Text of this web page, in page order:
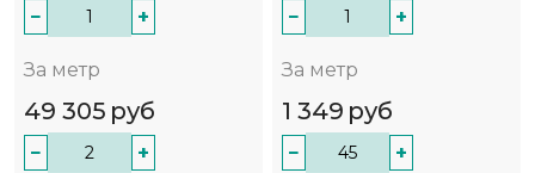
− +
За метр
49 305 руб
− +
− +
За метр
1 349 руб
− +